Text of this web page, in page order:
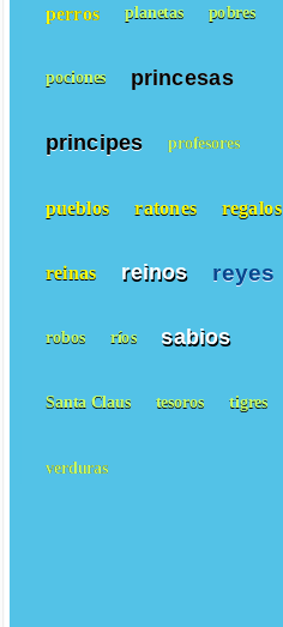
perros planetas pobres
pociones princesas
principes profesores
pueblos ratones regalos
reinas reinos reyes
robos ríos sabios
Santa Claus tesoros tigres
verduras